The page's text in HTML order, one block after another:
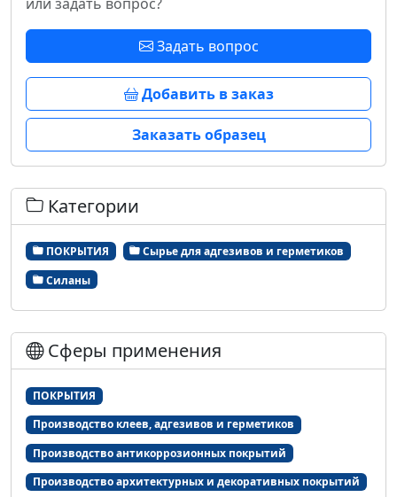
Задать вопрос
Добавить в заказ
Заказать образец
Категории
ПОКРЫТИЯ
Сырье для адгезивов и герметиков
Силаны
Сферы применения
ПОКРЫТИЯ
Производство клеев, адгезивов и герметиков
Производство антикоррозионных покрытий
Производство архитектурных и декоративных покрытий